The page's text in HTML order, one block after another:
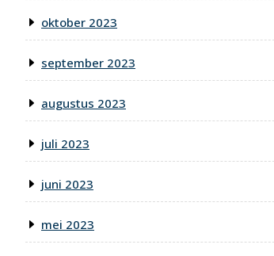
oktober 2023
september 2023
augustus 2023
juli 2023
juni 2023
mei 2023